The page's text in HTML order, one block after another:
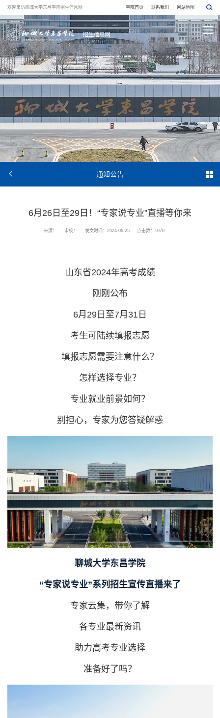
欢迎来访聊城大学东昌学院招生信息网 学院首页 联系我们 网站地图
 通知公告 
6月26日至29日！“专家说专业”直播等你来
来源： 审校： 发文时间：2024-06-25 点击数： 1070
山东省2024年高考成绩
刚刚公布
6月29日至7月31日
考生可陆续填报志愿
填报志愿需要注意什么？
怎样选择专业？
专业就业前景如何？
别担心，专家为您答疑解惑
聊城大学东昌学院
“专家说专业”系列招生宣传直播来了
专家云集，带你了解
各专业最新资讯
助力高考专业选择
准备好了吗？